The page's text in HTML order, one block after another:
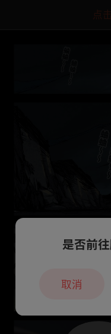
点
本章节仅支
是否前
取消